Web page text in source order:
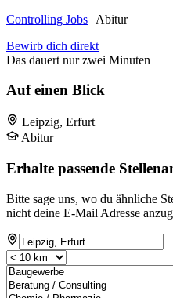
Controlling Jobs | Abitur
Bewirb dich direkt
Das dauert nur zwei Minuten
Auf einen Blick
Leipzig, Erfurt
Abitur
Erhalte passende
Bitte sage uns, wo du ähnliche
nicht deine E-Mail Adresse